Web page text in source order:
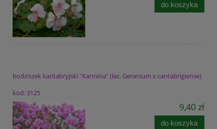
do koszyka
bodziszek kantabryjski "Karmina" (łac. Geranium x cantabrigiense)
kod: 3125
9,40 zł
do koszyka